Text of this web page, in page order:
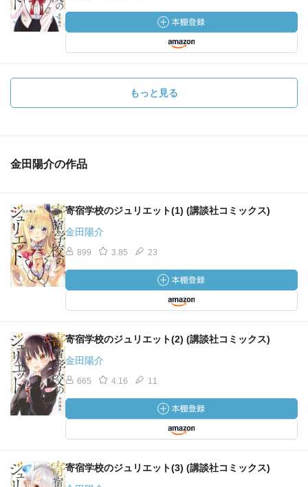
もっと見る
金田陽介の作品
寄宿学校のジュリエット(1) (講談社コミックス)
金田陽介
899 3.85 23
寄宿学校のジュリエット(2) (講談社コミックス)
金田陽介
665 4.16 11
寄宿学校のジュリエット(3) (講談社コミックス)